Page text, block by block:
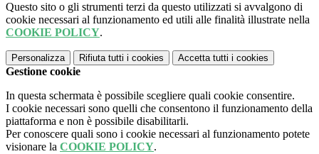
Questo sito o gli strumenti terzi da questo utilizzati si avvalgono di
cookie necessari al funzionamento ed utili alle finalità illustrate nella
COOKIE POLICY.
Personalizza Rifiuta tutti i cookies Accetta tutti i cookies
Gestione cookie
In questa schermata è possibile scegliere quali cookie consentire.
I cookie necessari sono quelli che consentono il funzionamento della
piattaforma e non è possibile disabilitarli.
Per conoscere quali sono i cookie necessari al funzionamento potete
visionare la COOKIE POLICY.